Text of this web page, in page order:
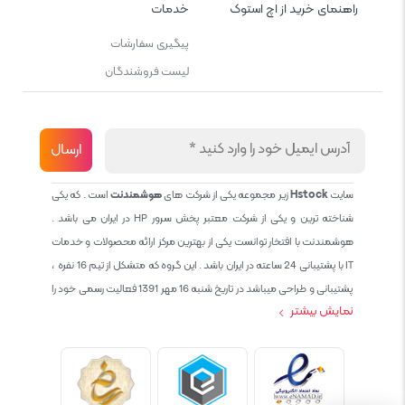
راهنمای خرید از اچ استوک خدمات
پیگیری سفارشات
لیست فروشندگان
سایتHstockزیر مجموعه یکی از شرکت هایهوشمندنتاست . که یکی
شناخته ترین و یکی از شرکت معتبر پخش سرور HP در ایران می باشد .
هوشمندنت با افتخار توانست یکی از بهترین مرکز ارائه محصولات و خدمات
IT با پشتیبانی 24 ساعته در ایران باشد . این گروه که متشکل از تیم 16 نفره ،
پشتیبانی و طراحی میباشد در تاریخ شنبه 16 مهر 1391 فعالیت رسمی خود را
بوده و هست و تمام تلاش ما خدماتی کامل و بدون عیب به تمام مشتریان
عزیز میباشد حال با توجه به در خواست مشتریان و همکاران سعی کردیم
نمایش بیشتر